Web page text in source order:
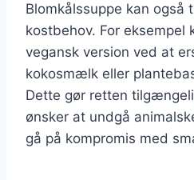
Blomkålssuppe kan også
kostbehov. For eksempel
vegansk version ved at
kokosmælk eller
Dette gør retten
ønsker at undgå
gå på kompromis med